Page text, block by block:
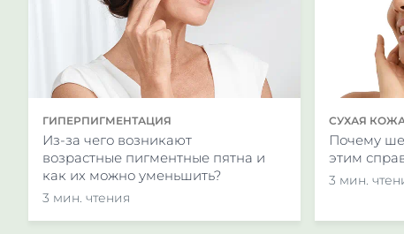
ГИПЕРПИГМЕНТАЦИЯ
Из-за чего возникают
возрастные пигментные пятна и
как их можно уменьшить?
3 мин. чтения
СУХАЯ
Почему
этим
3 мин.